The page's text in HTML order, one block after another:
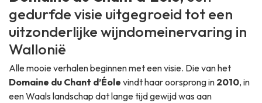
gedurfde visie uitgegroeid tot een
uitzonderlijke wijndomeinervaring in
Wallonië
Alle mooie verhalen beginnen met een visie. Die van het
Domaine du Chant d’Éole vindt haar oorsprong in 2010, in
een Waals landschap dat lange tijd gewijd was aan